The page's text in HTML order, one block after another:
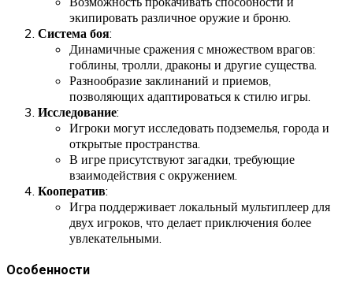
экипировать различное оружие и броню.
Система боя:
Динамичные сражения с множеством врагов:
гоблины, тролли, драконы и другие существа.
Разнообразие заклинаний и приемов,
позволяющих адаптироваться к стилю игры.
Исследование:
Игроки могут исследовать подземелья, города и
открытые пространства.
В игре присутствуют загадки, требующие
взаимодействия с окружением.
Кооператив:
Игра поддерживает локальный мультиплеер для
двух игроков, что делает приключения более
увлекательными.
Особенности